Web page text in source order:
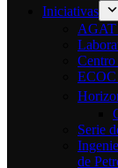
Iniciativas
AGAT
Centro
Serie
de